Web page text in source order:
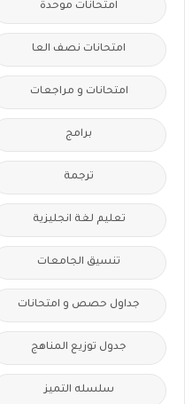
امتحانات موحدة
امتحانات نصف العا
امتحانات و مراجعات
برامج
ترجمة
تعليم لغة انجليزية
تنسيق الجامعات
جداول حصص و امتحانات
جدول توزيع المناهج
سلسله التميز